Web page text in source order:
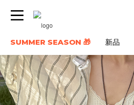
SUMMER SEASON 🎁 新品